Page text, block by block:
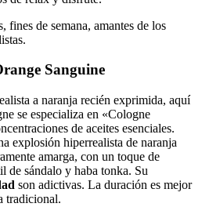
fines de semana, amantes de los
Sanguine
a naranja recién exprimida, aquí
se especializa en «Cologne
de aceites esenciales.
explosión hiperrealista de naranja
amarga, con un toque de
de sándalo y haba tonka. Su
son adictivas. La duración es mejor
tradicional.